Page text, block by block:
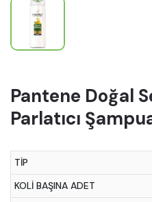
Pantene Doğal
Parlatıcı
TIP
KOLI BAŞINA ADET